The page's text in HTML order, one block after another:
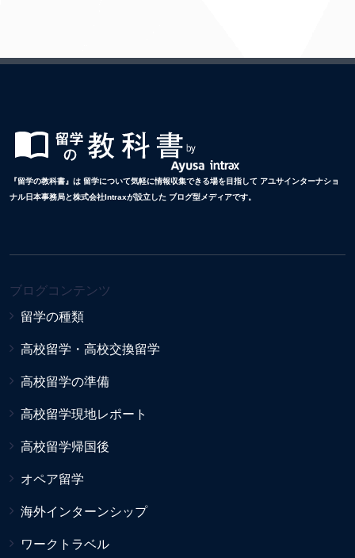
『留学の教科書』は 留学について気軽に情報収集できる場を目指して アユサインターナショ
ナル日本事務局と株式会社Intraxが設立した ブログ型メディアです。
ブログコンテンツ
留学の種類
高校留学・高校交換留学
高校留学の準備
高校留学現地レポート
高校留学帰国後
オペア留学
海外インターンシップ
ワークトラベル